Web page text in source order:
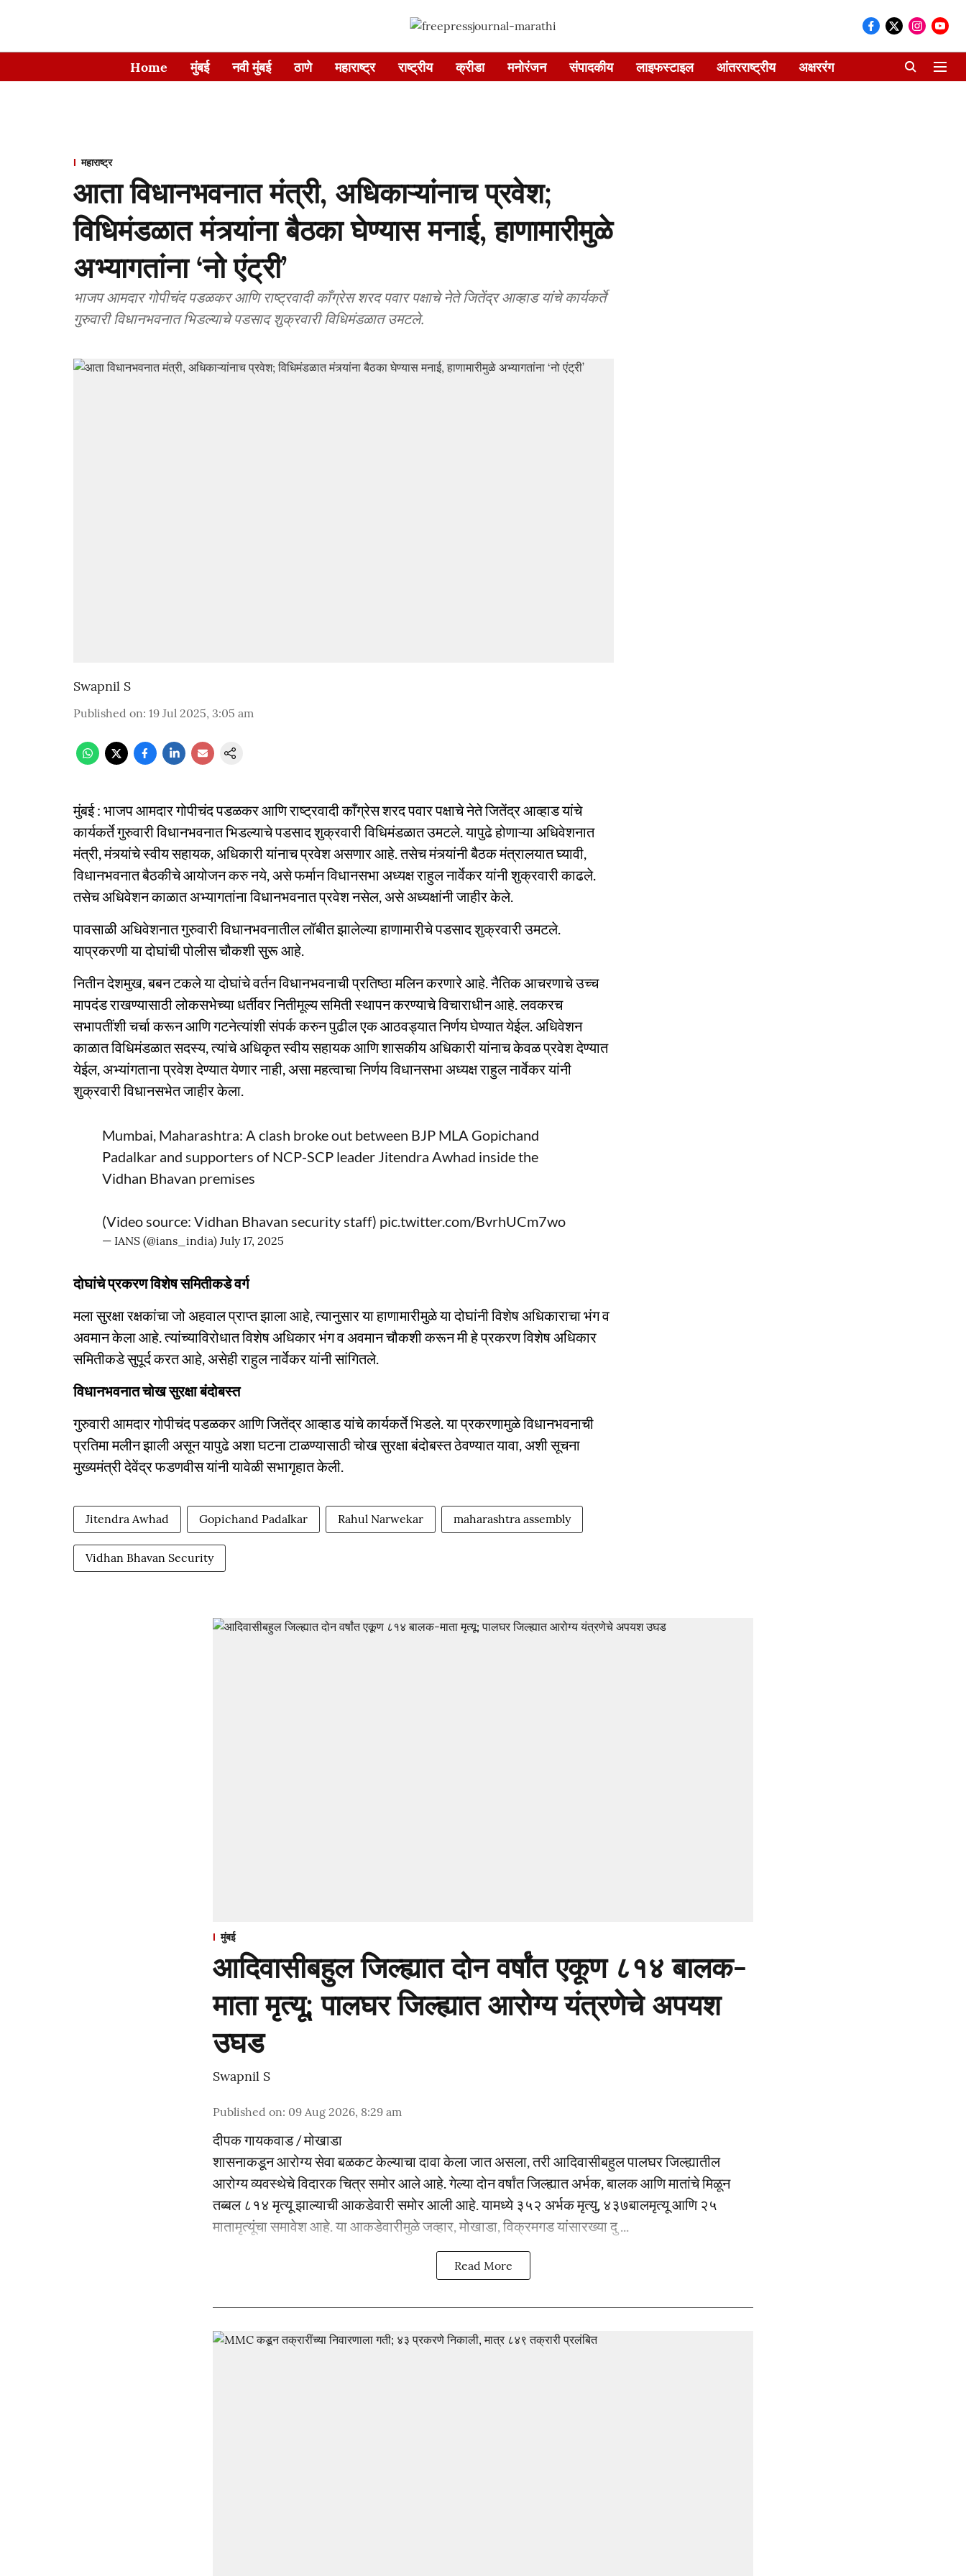
Home मुंबई नवी मुंबई ठाणे महाराष्ट्र राष्ट्रीय क्रीडा मनोरंजन संपादकीय लाइफस्टाइल आंतरराष्ट्रीय अक्षररंग
महाराष्ट्र
आता विधानभवनात मंत्री, अधिकाऱ्यांनाच प्रवेश;
विधिमंडळात मंत्र्यांना बैठका घेण्यास मनाई, हाणामारीमुळे
अभ्यागतांना ‘नो एंट्री’
भाजप आमदार गोपीचंद पडळकर आणि राष्ट्रवादी काँग्रेस शरद पवार पक्षाचे नेते जितेंद्र आव्हाड यांचे कार्यकर्ते
गुरुवारी विधानभवनात भिडल्याचे पडसाद शुक्रवारी विधिमंडळात उमटले.
Swapnil S
Published on: 19 Jul 2025, 3:05 am
मुंबई : भाजप आमदार गोपीचंद पडळकर आणि राष्ट्रवादी काँग्रेस शरद पवार पक्षाचे नेते जितेंद्र आव्हाड यांचे
कार्यकर्ते गुरुवारी विधानभवनात भिडल्याचे पडसाद शुक्रवारी विधिमंडळात उमटले. यापुढे होणाऱ्या अधिवेशनात
मंत्री, मंत्र्यांचे स्वीय सहायक, अधिकारी यांनाच प्रवेश असणार आहे. तसेच मंत्र्यांनी बैठक मंत्रालयात घ्यावी,
विधानभवनात बैठकीचे आयोजन करु नये, असे फर्मान विधानसभा अध्यक्ष राहुल नार्वेकर यांनी शुक्रवारी काढले.
तसेच अधिवेशन काळात अभ्यागतांना विधानभवनात प्रवेश नसेल, असे अध्यक्षांनी जाहीर केले.
पावसाळी अधिवेशनात गुरुवारी विधानभवनातील लॉबीत झालेल्या हाणामारीचे पडसाद शुक्रवारी उमटले.
याप्रकरणी या दोघांची पोलीस चौकशी सुरू आहे.
नितीन देशमुख, बबन टकले या दोघांचे वर्तन विधानभवनाची प्रतिष्ठा मलिन करणारे आहे. नैतिक आचरणाचे उच्च
मापदंड राखण्यासाठी लोकसभेच्या धर्तीवर नितीमूल्य समिती स्थापन करण्याचे विचाराधीन आहे. लवकरच
सभापतींशी चर्चा करून आणि गटनेत्यांशी संपर्क करुन पुढील एक आठवड्यात निर्णय घेण्यात येईल. अधिवेशन
काळात विधिमंडळात सदस्य, त्यांचे अधिकृत स्वीय सहायक आणि शासकीय अधिकारी यांनाच केवळ प्रवेश देण्यात
येईल, अभ्यांगताना प्रवेश देण्यात येणार नाही, असा महत्वाचा निर्णय विधानसभा अध्यक्ष राहुल नार्वेकर यांनी
शुक्रवारी विधानसभेत जाहीर केला.
Mumbai, Maharashtra: A clash broke out between BJP MLA Gopichand
Padalkar and supporters of NCP-SCP leader Jitendra Awhad inside the
Vidhan Bhavan premises
(Video source: Vidhan Bhavan security staff) pic.twitter.com/BvrhUCm7wo
— IANS (@ians_india) July 17, 2025
दोघांचे प्रकरण विशेष समितीकडे वर्ग
मला सुरक्षा रक्षकांचा जो अहवाल प्राप्त झाला आहे, त्यानुसार या हाणामारीमुळे या दोघांनी विशेष अधिकाराचा भंग व
अवमान केला आहे. त्यांच्याविरोधात विशेष अधिकार भंग व अवमान चौकशी करून मी हे प्रकरण विशेष अधिकार
समितीकडे सुपूर्द करत आहे, असेही राहुल नार्वेकर यांनी सांगितले.
विधानभवनात चोख सुरक्षा बंदोबस्त
गुरुवारी आमदार गोपीचंद पडळकर आणि जितेंद्र आव्हाड यांचे कार्यकर्ते भिडले. या प्रकरणामुळे विधानभवनाची
प्रतिमा मलीन झाली असून यापुढे अशा घटना टाळण्यासाठी चोख सुरक्षा बंदोबस्त ठेवण्यात यावा, अशी सूचना
मुख्यमंत्री देवेंद्र फडणवीस यांनी यावेळी सभागृहात केली.
Jitendra Awhad Gopichand Padalkar Rahul Narwekar maharashtra assembly
Vidhan Bhavan Security
मुंबई
आदिवासीबहुल जिल्ह्यात दोन वर्षांत एकूण ८१४ बालक-
माता मृत्यू; पालघर जिल्ह्यात आरोग्य यंत्रणेचे अपयश
उघड
Swapnil S
Published on: 09 Aug 2026, 8:29 am
दीपक गायकवाड / मोखाडा
शासनाकडून आरोग्य सेवा बळकट केल्याचा दावा केला जात असला, तरी आदिवासीबहुल पालघर जिल्ह्यातील
आरोग्य व्यवस्थेचे विदारक चित्र समोर आले आहे. गेल्या दोन वर्षांत जिल्ह्यात अर्भक, बालक आणि मातांचे मिळून
तब्बल ८१४ मृत्यू झाल्याची आकडेवारी समोर आली आहे. यामध्ये ३५२ अर्भक मृत्यु, ४३७बालमृत्यू आणि २५
मातामृत्यूंचा समावेश आहे. या आकडेवारीमुळे जव्हार, मोखाडा, विक्रमगड यांसारख्या दु ...
Read More